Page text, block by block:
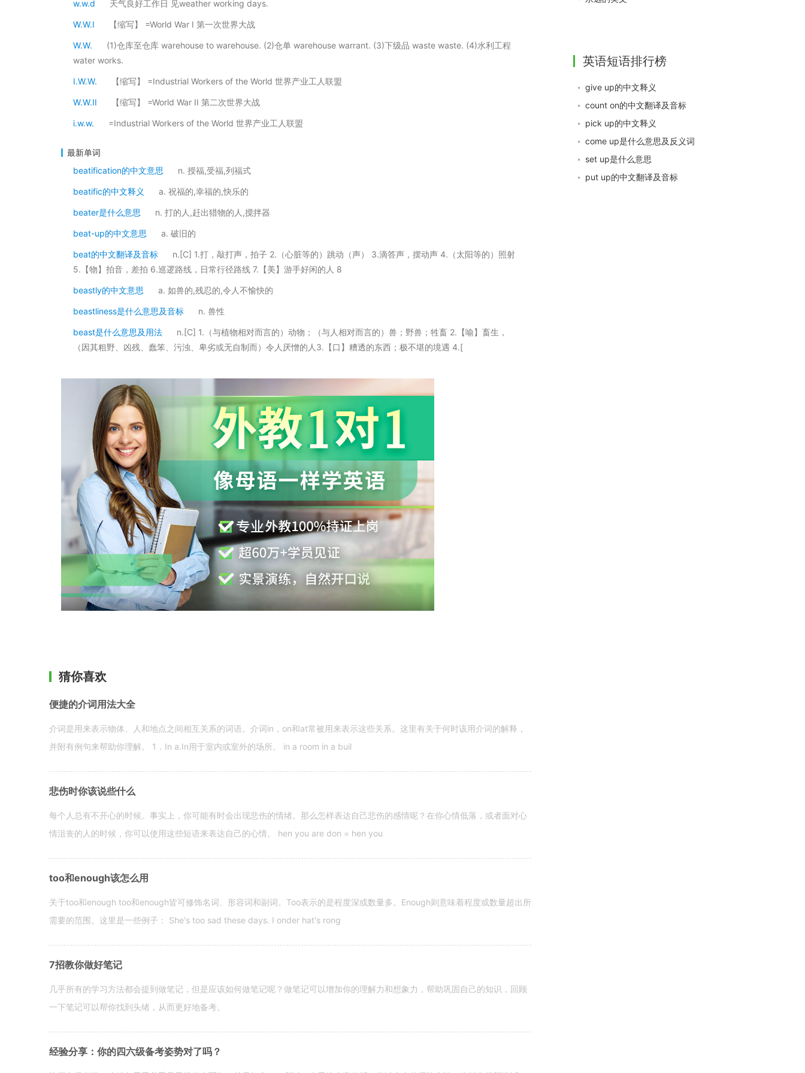
w.w.d 天气良好工作日 见weather working days.
W.W.I 【缩写】 =World War I 第一次世界大战
W.W.
(1)仓库至仓库 warehouse to warehouse. (2)仓单 warehouse warrant. (3)下级品 waste waste. (4)水利工程
water works.
I.W.W. 【缩写】 =Industrial Workers of the World 世界产业工人联盟
W.W.II 【缩写】 =World War II 第二次世界大战
i.w.w. =Industrial Workers of the World 世界产业工人联盟
最新单词
beatification的中文意思
n. 授福,受福,列福式
beatific的中文释义 a. 祝福的,幸福的,快乐的
beater是什么意思 n. 打的人,赶出猎物的人,搅拌器
beat-up的中文意思 a. 破旧的
beat的中文翻译及音标
n.[C] 1.打，敲打声，拍子 2.（心脏等的）跳动（声） 3.滴答声，摆动声 4.（太阳等的）照射
5.【物】拍音，差拍 6.巡逻路线，日常行径路线 7.【美】游手好闲的人 8
beastly的中文意思 a. 如兽的,残忍的,令人不愉快的
beastliness是什么意思及音标 n. 兽性
beast是什么意思及用法
n.[C] 1.（与植物相对而言的）动物；（与人相对而言的）兽；野兽；牲畜 2.【喻】畜生，
（因其粗野、凶残、蠢笨、污浊、卑劣或无自制而）令人厌憎的人3.【口】糟透的东西；极不堪的境遇 4.[
猜你喜欢
便捷的介词用法大全
介词是用来表示物体、人和地点之间相互关系的词语。介词in，on和at常被用来表示这些关系。这里有关于何时该用介词的解释，
并附有例句来帮助你理解。 1．In a.In用于室内或室外的场所。 in a room in a buil
悲伤时你该说些什么
每个人总有不开心的时候。事实上，你可能有时会出现悲伤的情绪。那么怎样表达自己悲伤的感情呢？在你心情低落，或者面对心
情沮丧的人的时候，你可以使用这些短语来表达自己的心情。 hen you are don = hen you
too和enough该怎么用
关于too和enough too和enough皆可修饰名词、形容词和副词。Too表示的是程度深或数量多。Enough则意味着程度或数量超出所
需要的范围。这里是一些例子： She's too sad these days. I onder hat's rong
7招教你做好笔记
几乎所有的学习方法都会提到做笔记，但是应该如何做笔记呢？做笔记可以增加你的理解力和想象力，帮助巩固自己的知识，回顾
一下笔记可以帮你找到头绪，从而更好地备考。
经验分享：你的四六级备考姿势对了吗？
英语短语排行榜
give up的中文释义
count on的中文翻译及音标
pick up的中文释义
come up是什么意思及反义词
set up是什么意思
put up的中文翻译及音标